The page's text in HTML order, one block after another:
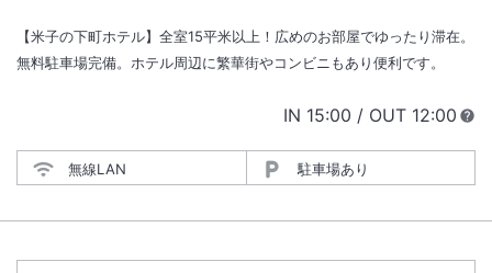
【米子の下町ホテル】全室15平米以上！広めのお部屋でゆったり滞在。
無料駐車場完備。ホテル周辺に繁華街やコンビニもあり便利です。
IN チェックイン
15:00 / OUT チェック
12:00
無線LAN 駐車場あり